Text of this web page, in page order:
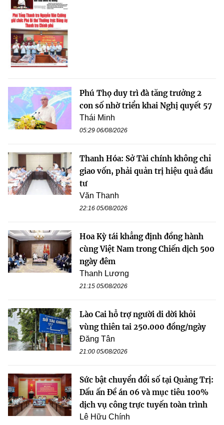
Phú Thọ duy trì đà tăng trưởng 2
con số nhờ triển khai Nghị quyết 57
Thái Minh
05:29 06/08/2026
Thanh Hóa: Sở Tài chính không chỉ
giao vốn, phải quản trị hiệu quả đầu
tư
Văn Thanh
22:16 05/08/2026
Hoa Kỳ tái khẳng định đồng hành
cùng Việt Nam trong Chiến dịch 500
ngày đêm
Thanh Lương
21:15 05/08/2026
Lào Cai hỗ trợ người di dời khỏi
vùng thiên tai 250.000 đồng/ngày
Đăng Tân
21:00 05/08/2026
Sức bật chuyển đổi số tại Quảng Trị:
Dấu ấn Đề án 06 và mục tiêu 100%
dịch vụ công trực tuyến toàn trình
Lê Hữu Chính